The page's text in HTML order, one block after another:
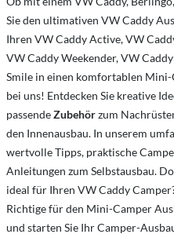
Sie den ultimativen VW Caddy
Ihren VW Caddy Active, VW
VW Caddy Weekender, VW
Smile in einen komfortablen
bei uns! Entdecken Sie kreative
passendeZubehörzum
den Innenausbau. In unserem
wertvolle Tipps, praktische
Anleitungen zum Selbstausbau.
ideal für Ihren VW Caddy
Richtige für den Mini-Camper
und starten Sie Ihr Camper-